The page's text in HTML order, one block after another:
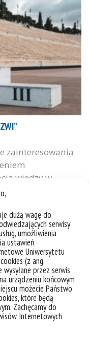
dużą wagę do
serwisy
umożliwienia
ustawień
Uniwersytetu
(z ang.
przez serwis
urządzeniu końcowym
możecie Państwo
które będą
Zachęcamy do
Internetowych
zainteresowania
wiedzy w
rzecz
aktywność
przewiduje
laureatów oraz
–
problemy,
można uzyskać